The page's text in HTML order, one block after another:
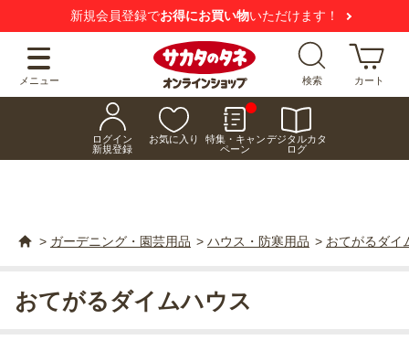
新規会員登録でお得にお買い物いただけます！
メニュー 検索 カート
ログイン
新規登録
お気に入り
特集・キャン
ペーン
デジタルカタ
ログ
> ガーデニング・園芸用品 > ハウス・防寒用品 > おてがるダイ
おてがるダイムハウス